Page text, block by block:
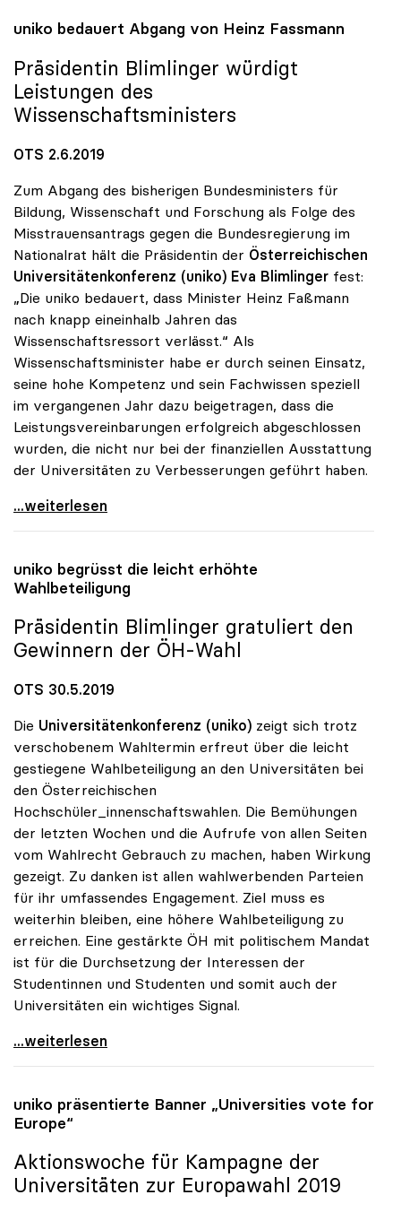
uniko bedauert Abgang von Heinz Fassmann
Präsidentin Blimlinger würdigt
Leistungen des
Wissenschaftsministers
OTS 2.6.2019
Zum Abgang des bisherigen Bundesministers für
Bildung, Wissenschaft und Forschung als Folge des
Misstrauensantrags gegen die Bundesregierung im
Nationalrat hält die Präsidentin der Österreichischen
Universitätenkonferenz (uniko) Eva Blimlinger fest:
„Die uniko bedauert, dass Minister Heinz Faßmann
nach knapp eineinhalb Jahren das
Wissenschaftsressort verlässt.“ Als
Wissenschaftsminister habe er durch seinen Einsatz,
seine hohe Kompetenz und sein Fachwissen speziell
im vergangenen Jahr dazu beigetragen, dass die
Leistungsvereinbarungen erfolgreich abgeschlossen
wurden, die nicht nur bei der finanziellen Ausstattung
der Universitäten zu Verbesserungen geführt haben.
uniko bedauert Abgang von Heinz Fassmann
...weiterlesen
uniko begrüsst die leicht erhöhte
Wahlbeteiligung
Präsidentin Blimlinger gratuliert den
Gewinnern der ÖH-Wahl
OTS 30.5.2019
Die Universitätenkonferenz (uniko) zeigt sich trotz
verschobenem Wahltermin erfreut über die leicht
gestiegene Wahlbeteiligung an den Universitäten bei
den Österreichischen
Hochschüler_innenschaftswahlen. Die Bemühungen
der letzten Wochen und die Aufrufe von allen Seiten
vom Wahlrecht Gebrauch zu machen, haben Wirkung
gezeigt. Zu danken ist allen wahlwerbenden Parteien
für ihr umfassendes Engagement. Ziel muss es
weiterhin bleiben, eine höhere Wahlbeteiligung zu
erreichen. Eine gestärkte ÖH mit politischem Mandat
ist für die Durchsetzung der Interessen der
Studentinnen und Studenten und somit auch der
Universitäten ein wichtiges Signal.
uniko begrüsst die leicht erhöhte Wahlbeteiligung
...weiterlesen
uniko präsentierte Banner „Universities vote for
Europe“
Aktionswoche für Kampagne der
Universitäten zur Europawahl 2019